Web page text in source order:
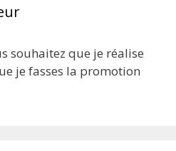
souhaitez que je réalise
je fasses la promotion